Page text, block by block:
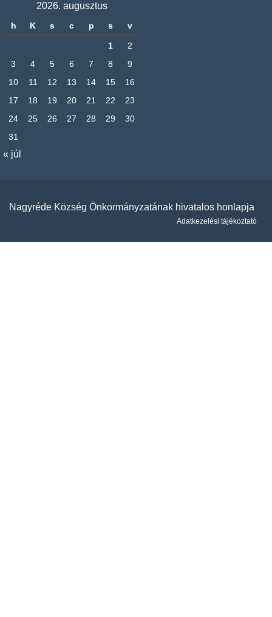
2026. augusztus
h K s c p s v
1
2
3
4 5 6 7 8
9
10
11 12 13 14 15
16
17
18 19 20 21 22
23
24
25 26 27 28 29
30
31
« júl
Nagyréde Község Önkormányzatának hivatalos honlapja
Adatkezelési tájékoztató